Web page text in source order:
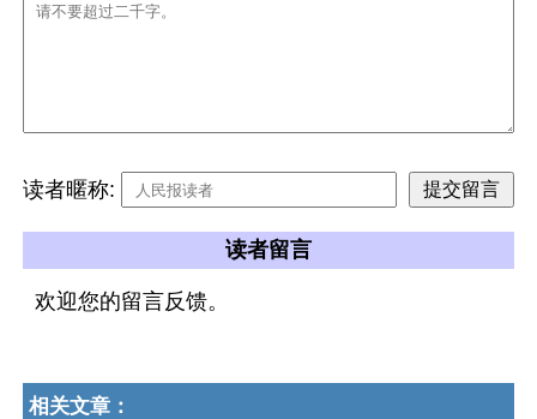
读者暱称:
读者留言
欢迎您的留言反馈。
相关文章：